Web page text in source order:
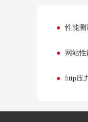
性能
网站
http压